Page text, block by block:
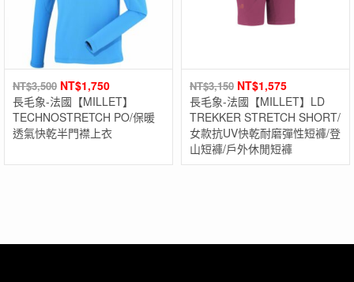
NT$3,500 NT$1,750
長毛象-法國【MILLET】
TECHNOSTRETCH PO/保暖
透氣快乾半門襟上衣
NT$3,150 NT$1,575
長毛象-法國【MILLET】LD
TREKKER STRETCH SHORT/
女款抗UV快乾耐磨彈性短褲/登
山短褲/戶外休閒短褲